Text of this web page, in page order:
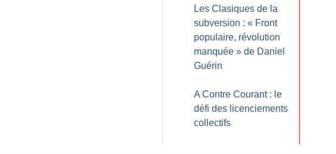
Les Clasiques de la
subversion : « Front
populaire, révolution
manquée » de Daniel
Guérin
A Contre Courant : le
défi des licenciements
collectifs